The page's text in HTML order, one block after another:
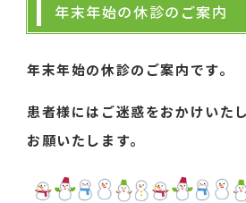
年末年始の休診のご案内
年末年始の休診のご案内です。
患者様にはご迷惑をおかけいた
お願いたします。